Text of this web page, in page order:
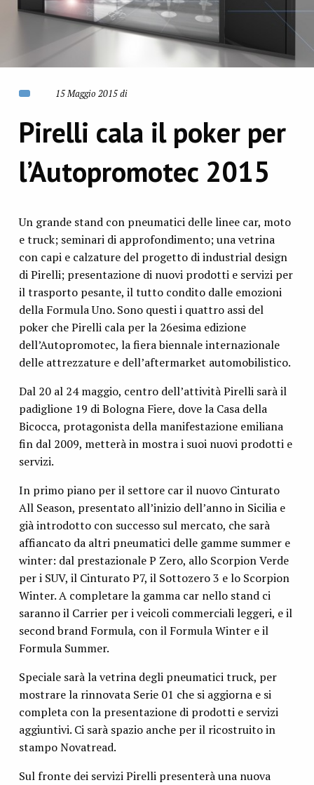
15 Maggio 2015 di
Pirelli cala il poker per
l’Autopromotec 2015
Un grande stand con pneumatici delle linee car, moto
e truck; seminari di approfondimento; una vetrina
con capi e calzature del progetto di industrial design
di Pirelli; presentazione di nuovi prodotti e servizi per
il trasporto pesante, il tutto condito dalle emozioni
della Formula Uno. Sono questi i quattro assi del
poker che Pirelli cala per la 26esima edizione
dell’Autopromotec, la fiera biennale internazionale
delle attrezzature e dell’aftermarket automobilistico.
Dal 20 al 24 maggio, centro dell’attività Pirelli sarà il
padiglione 19 di Bologna Fiere, dove la Casa della
Bicocca, protagonista della manifestazione emiliana
fin dal 2009, metterà in mostra i suoi nuovi prodotti e
servizi.
In primo piano per il settore car il nuovo Cinturato
All Season, presentato all’inizio dell’anno in Sicilia e
già introdotto con successo sul mercato, che sarà
affiancato da altri pneumatici delle gamme summer e
winter: dal prestazionale P Zero, allo Scorpion Verde
per i SUV, il Cinturato P7, il Sottozero 3 e lo Scorpion
Winter. A completare la gamma car nello stand ci
saranno il Carrier per i veicoli commerciali leggeri, e il
second brand Formula, con il Formula Winter e il
Formula Summer.
Speciale sarà la vetrina degli pneumatici truck, per
mostrare la rinnovata Serie 01 che si aggiorna e si
completa con la presentazione di prodotti e servizi
aggiuntivi. Ci sarà spazio anche per il ricostruito in
stampo Novatread.
Sul fronte dei servizi Pirelli presenterà una nuova